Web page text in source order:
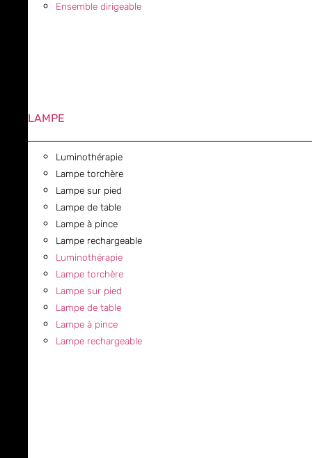
Ensemble dirigeable
LAMPE
Luminothérapie
Lampe torchère
Lampe sur pied
Lampe de table
Lampe à pince
Lampe rechargeable
Luminothérapie
Lampe torchère
Lampe sur pied
Lampe de table
Lampe à pince
Lampe rechargeable